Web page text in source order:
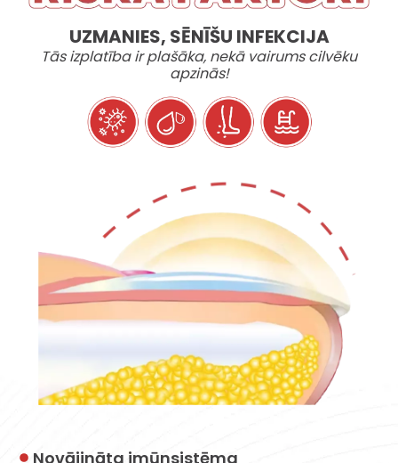
UZMANIES, SĒNĪŠU INFEKCIJA
Tās izplatība ir plašāka, nekā vairums cilvēku
apzinās!
Novājināta imūnsistēma